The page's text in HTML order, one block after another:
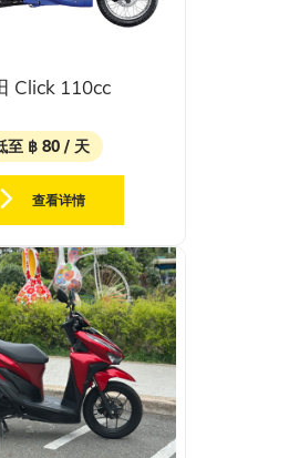
Click 110cc
至 ฿ 80 / 天
查看详情